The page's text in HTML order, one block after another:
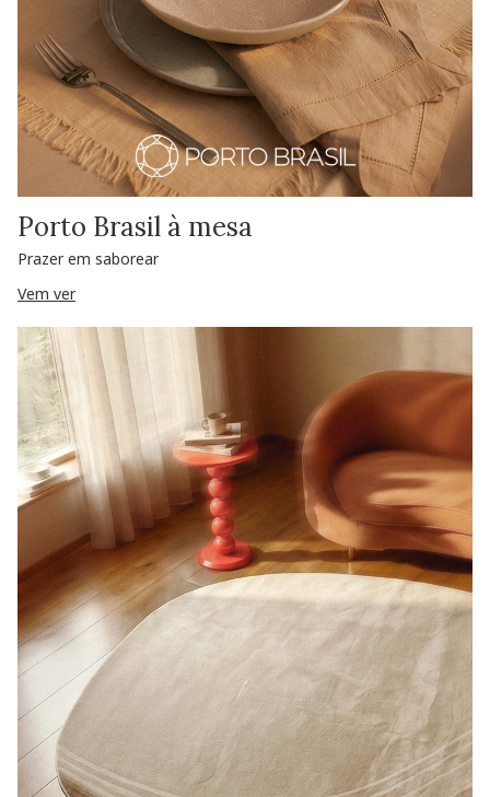
Porto Brasil à mesa
Prazer em saborear
Vem ver